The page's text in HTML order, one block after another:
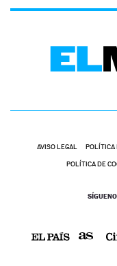
AVISO LEGAL POLÍTICA
POLÍTICA DE